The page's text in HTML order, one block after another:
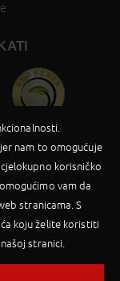
nam to omogućuje
korisničko
vam da
stranicama. S
koju želite koristiti
stranici.